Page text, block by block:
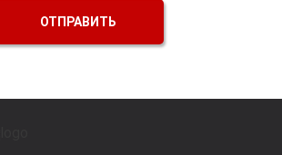
ОТПРАВИТЬ